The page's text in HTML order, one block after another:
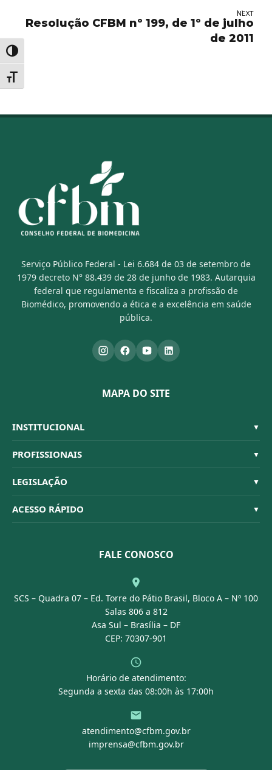
Alternar alto contraste
Alternar tamanho da fonte
NEXT
Resolução CFBM nº 199, de 1º de julho
de 2011
Serviço Público Federal - Lei 6.684 de 03 de setembro de
1979 decreto N° 88.439 de 28 de junho de 1983. Autarquia
federal que regulamenta e fiscaliza a profissão de
Biomédico, promovendo a ética e a excelência em saúde
pública.
MAPA DO SITE
INSTITUCIONAL ▼
Sistema CFBM
Quem Somos
Organograma
Conselheiros
PROFISSIONAIS ▼
Habilitações
Código de Ética
Dúvidas Frequentes
LEGISLAÇÃO ▼
Resoluções
ACESSO RÁPIDO ▼
Portal Transparência
FALE CONOSCO
SCS – Quadra 07 – Ed. Torre do Pátio Brasil, Bloco A – Nº 100
Salas 806 a 812
Asa Sul – Brasília – DF
CEP: 70307-901
Horário de atendimento:
Segunda a sexta das 08:00h às 17:00h
atendimento@cfbm.gov.br
imprensa@cfbm.gov.br